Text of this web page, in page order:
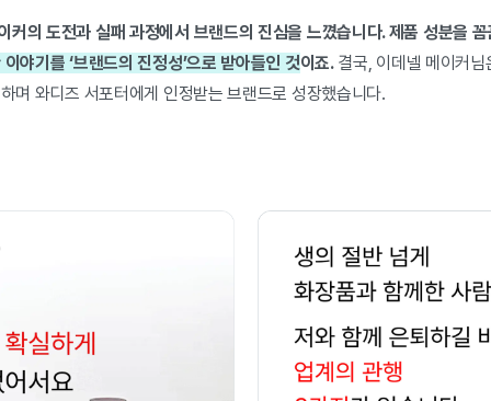
커의 도전과 실패 과정에서 브랜드의 진심을 느꼈습니다. 제품 성분을
야기를 ‘브랜드의 진정성’으로 받아들인 것이죠.결국, 이데넬 메이커님
며 와디즈 서포터에게 인정받는 브랜드로 성장했습니다.